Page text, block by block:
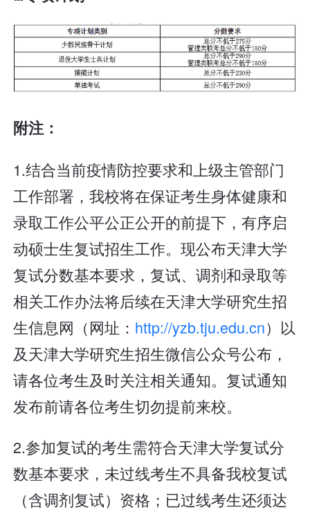
附注：
1.结合当前疫情防控要求和上级主管部门
工作部署，我校将在保证考生身体健康和
录取工作公平公正公开的前提下，有序启
动硕士生复试招生工作。现公布天津大学
复试分数基本要求，复试、调剂和录取等
相关工作办法将后续在天津大学研究生招
生信息网（网址： http://yzb.tju.edu.cn）以
及天津大学研究生招生微信公众号公布，
请各位考生及时关注相关通知。复试通知
发布前请各位考生切勿提前来校。
2.参加复试的考生需符合天津大学复试分
数基本要求，未过线考生不具备我校复试
（含调剂复试）资格；已过线考生还须达